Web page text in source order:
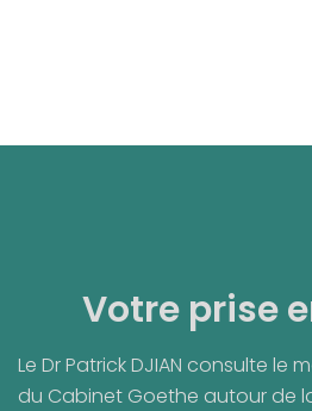
Votre prise
Le Dr Patrick DJIAN consulte le
du Cabinet Goethe autour de